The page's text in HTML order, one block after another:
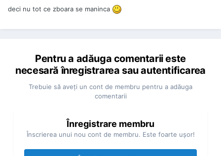
deci nu tot ce zboara se maninca
Pentru a adăuga comentarii este
necesară înregistrarea sau autentificarea
Trebuie să aveţi un cont de membru pentru a adăuga
comentarii
Înregistrare membru
Înscrierea unui nou cont de membru. Este foarte uşor!